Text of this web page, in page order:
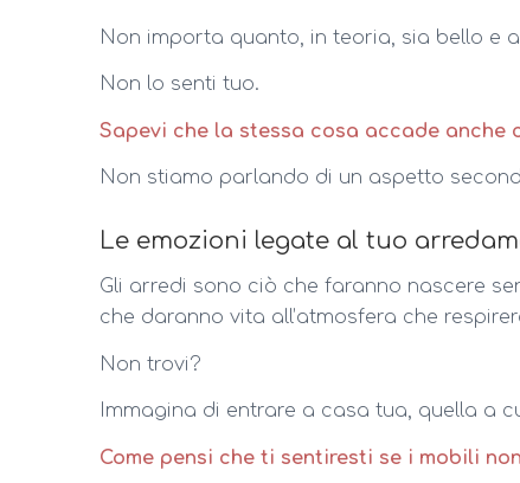
Non importa quanto, in teoria, sia bello e
Non lo senti tuo.
Sapevi che la stessa cosa accade anche
Non stiamo parlando di un aspetto
Le emozioni legate al tuo
Gli arredi sono ciò che faranno nascere
che daranno vita all’atmosfera che
Non trovi?
Immagina di entrare a casa tua, quella a
Come pensi che ti sentiresti se i mobili